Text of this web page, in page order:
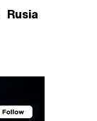
Rusia